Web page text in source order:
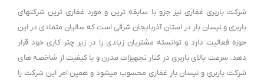
شرکت باربری غفاری نیز جزو با سابقه ترین و مورد غفاری ترین شرکتهای
باربری و نیسان بار در استان آذربایجان شرقی است که سالیان متمادی در این
حوزه فعالیت دارد و توانسته مشتریان زیادی را در زیر چتر کاری خود قرار
دهد. سرعت بالای باربری در کنار تجهیزات مدرن و با کیفیت از شاخصه های
شرکت باربری و نیسان بار غفاری محسوب میشود و همین امر این شرکت را